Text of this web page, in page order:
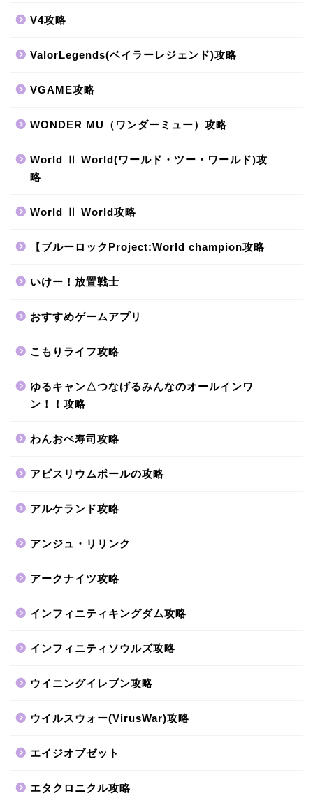
V4攻略
ValorLegends(ベイラーレジェンド)攻略
VGAME攻略
WONDER MU（ワンダーミュー）攻略
World Ⅱ World(ワールド・ツー・ワールド)攻
略
World Ⅱ World攻略
【ブルーロックProject:World champion攻略
いけー！放置戦士
おすすめゲームアプリ
こもりライフ攻略
ゆるキャン△つなげるみんなのオールインワ
ン！！攻略
わんおぺ寿司攻略
アビスリウムポールの攻略
アルケランド攻略
アンジュ・リリンク
アークナイツ攻略
インフィニティキングダム攻略
インフィニティソウルズ攻略
ウイニングイレブン攻略
ウイルスウォー(VirusWar)攻略
エイジオブゼット
エタクロニクル攻略